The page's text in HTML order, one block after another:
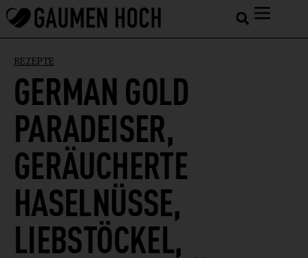
REZEPTE
GERMAN GOLD
PARADEISER,
GERÄUCHERTE
HASELNÜSSE,
LIEBSTÖCKEL,